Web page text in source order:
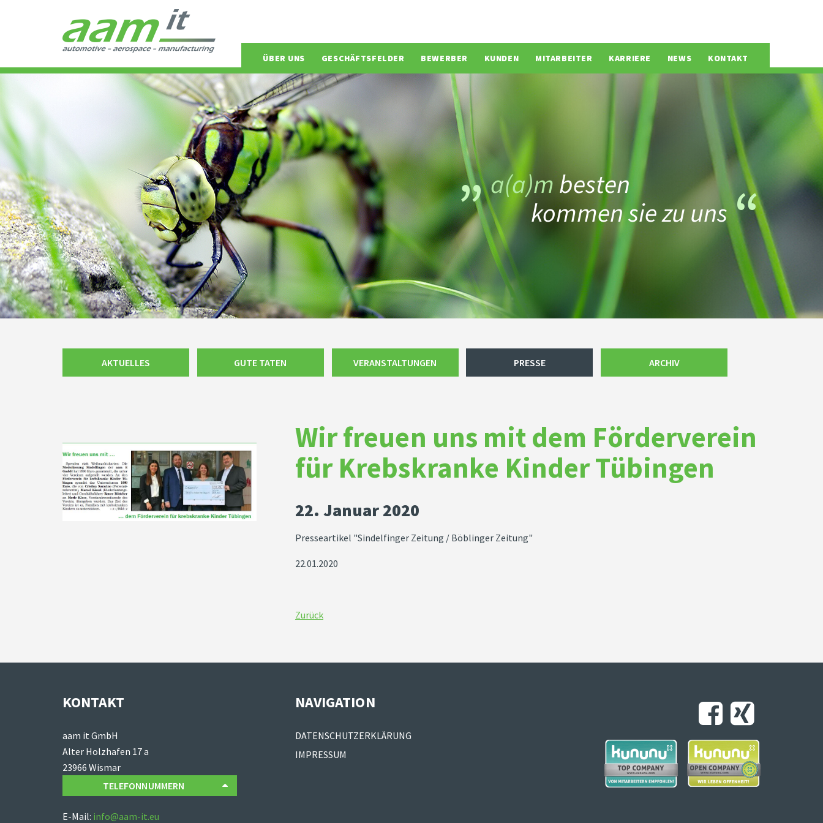
ÜBER UNS GESCHÄFTSFELDER BEWERBER KUNDEN MITARBEITER KARRIERE NEWS KONTAKT
a(a)m besten
kommen sie zu uns
AKTUELLES GUTE TATEN VERANSTALTUNGEN PRESSE ARCHIV
Wir freuen uns mit dem Förderverein
für Krebskranke Kinder Tübingen
22. Januar 2020
Presseartikel "Sindelfinger Zeitung / Böblinger Zeitung"
22.01.2020
Zurück
KONTAKT
aam it GmbH
Alter Holzhafen 17 a
23966 Wismar
TELEFONNUMMERN
E-Mail: info@aam-it.eu
NAVIGATION
Navigation
überspringen
DATENSCHUTZERKLÄRUNG
IMPRESSUM